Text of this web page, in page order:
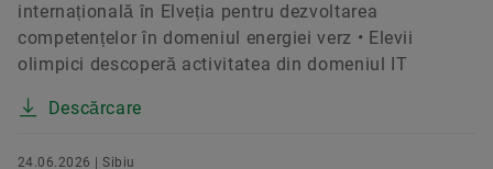
internațională în Elveția pentru dezvoltarea
competențelor în domeniul energiei verz • Elevii
olimpici descoperă activitatea din domeniul IT
Descărcare
24.06.2026 | Sibiu